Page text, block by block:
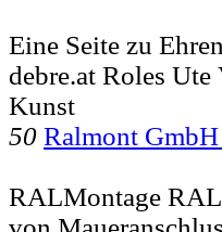
Eine Seite zu
debre.at Roles
Kunst
50 Ralmont
RALMontage